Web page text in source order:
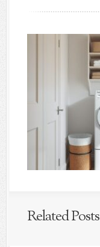
Related Posts